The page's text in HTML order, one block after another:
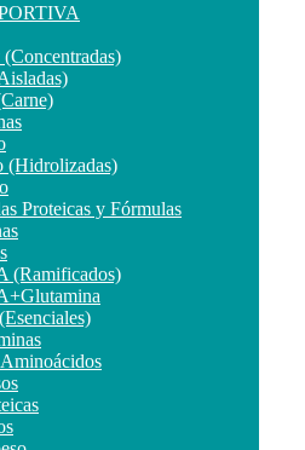
(Hidrolizadas)
Proteicas y Fórmulas
(Ramificados)